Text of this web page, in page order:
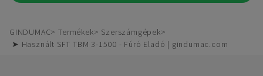
GINDUMAC Termékek
Szerszámgépek
➤ Használt SFT TBM 3-1500 - Fúró Eladó | gindumac.com